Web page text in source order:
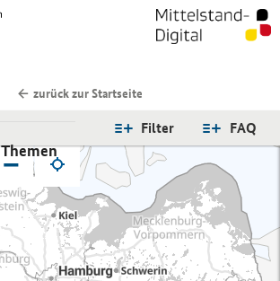
zurück zur Startseite
FAQ
Filter
Themen
−